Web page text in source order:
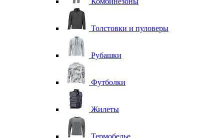
Толстовки и пуловеры
Рубашки
Футболки
Жилеты
Термобелье